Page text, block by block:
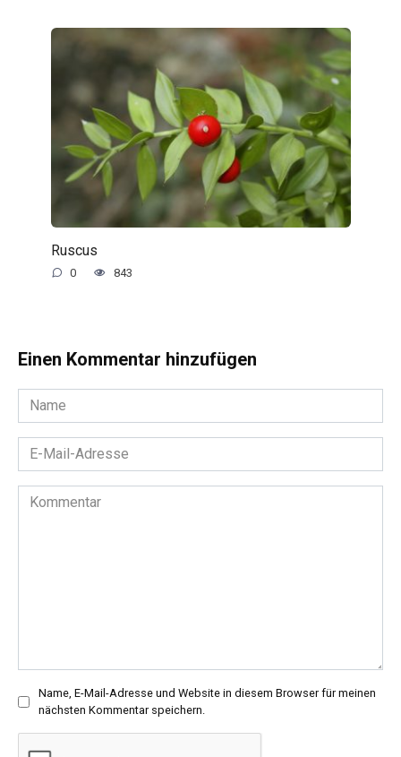
Ruscus
0 843
Einen Kommentar hinzufügen
Name
*
Mail-
Adresse
Kommentar
Name, E-Mail-Adresse und Website in diesem Browser für meinen
nächsten Kommentar speichern.